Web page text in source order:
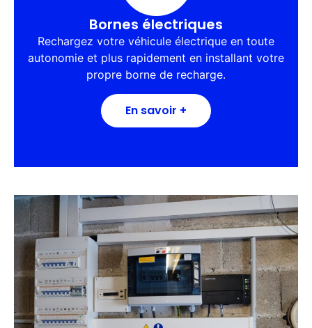
Bornes électriques
Rechargez votre véhicule électrique en toute
autonomie et plus rapidement en installant votre
propre borne de recharge.
En savoir +